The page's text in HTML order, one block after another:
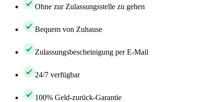
Ohne zur Zulassungsstelle zu gehen
Bequem von Zuhause
Zulassungsbescheinigung per E-Mail
24/7 verfügbar
100% Geld-zurück-Garantie